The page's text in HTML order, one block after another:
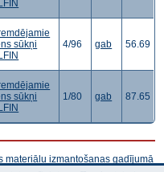
sūkņi
4/96 gab 56.69
sūkņi
1/80 gab 87.65
materiālu izmantošanas gadījumā